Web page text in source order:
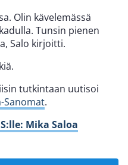
Olin kävelemässä
Tunsin pienen
Salo kirjoitti.
tutkintaan uutisoi
Sanomat.
Mika Saloa